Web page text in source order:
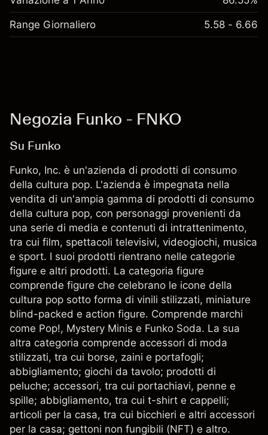
Range Giornaliero 5.58 - 6.66
Negozia Funko - FNKO
Su Funko
Funko, Inc. è un'azienda di prodotti di consumo
della cultura pop. L'azienda è impegnata nella
vendita di un'ampia gamma di prodotti di consumo
della cultura pop, con personaggi provenienti da
una serie di media e contenuti di intrattenimento,
tra cui film, spettacoli televisivi, videogiochi, musica
e sport. I suoi prodotti rientrano nelle categorie
figure e altri prodotti. La categoria figure
comprende figure che celebrano le icone della
cultura pop sotto forma di vinili stilizzati, miniature
blind-packed e action figure. Comprende marchi
come Pop!, Mystery Minis e Funko Soda. La sua
altra categoria comprende accessori di moda
stilizzati, tra cui borse, zaini e portafogli;
abbigliamento; giochi da tavolo; prodotti di
peluche; accessori, tra cui portachiavi, penne e
spille; abbigliamento, tra cui t-shirt e cappelli;
articoli per la casa, tra cui bicchieri e altri accessori
per la casa; gettoni non fungibili (NFT) e altro.